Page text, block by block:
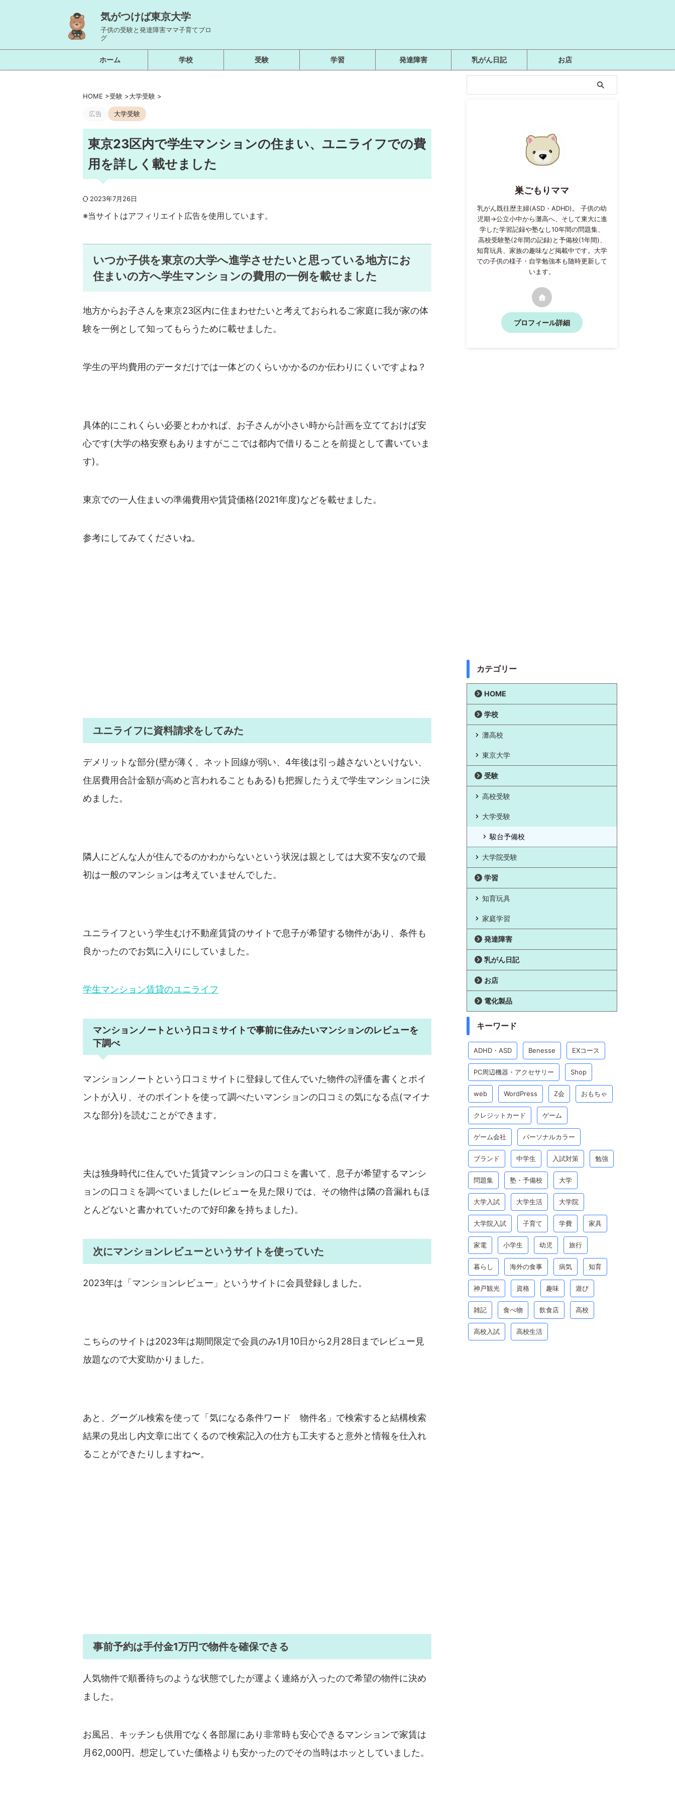
気がつけば東京大学
子供の受験と発達障害ママ子育てブロ
グ
ホーム 学校 受験 学習 発達障害 乳がん日記 お店
HOME >受験 >大学受験 >
広告 大学受験
東京23区内で学生マンションの住まい、ユニライフでの費
用を詳しく載せました
2023年7月26日
※当サイトはアフィリエイト広告を使用しています。
いつか子供を東京の大学へ進学させたいと思っている地方にお
住まいの方へ学生マンションの費用の一例を載せました
地方からお子さんを東京23区内に住まわせたいと考えておられるご家庭に我が家の体
験を一例として知ってもらうために載せました。
学生の平均費用のデータだけでは一体どのくらいかかるのか伝わりにくいですよね？
具体的にこれくらい必要とわかれば、お子さんが小さい時から計画を立てておけば安
心です(大学の格安寮もありますがここでは都内で借りることを前提として書いていま
す)。
東京での一人住まいの準備費用や賃貸価格(2021年度)などを載せました。
参考にしてみてくださいね。
ユニライフに資料請求をしてみた
デメリットな部分(壁が薄く、ネット回線が弱い、4年後は引っ越さないといけない、
住居費用合計金額が高めと言われることもある)も把握したうえで学生マンションに決
めました。
隣人にどんな人が住んでるのかわからないという状況は親としては大変不安なので最
初は一般のマンションは考えていませんでした。
ユニライフという学生むけ不動産賃貸のサイトで息子が希望する物件があり、条件も
良かったのでお気に入りにしていました。
学生マンション賃貸のユニライフ
マンションノートという口コミサイトで事前に住みたいマンションのレビューを
下調べ
マンションノートという口コミサイトに登録して住んでいた物件の評価を書くとポイ
ントが入り、そのポイントを使って調べたいマンションの口コミの気になる点(マイナ
スな部分)を読むことができます。
夫は独身時代に住んでいた賃貸マンションの口コミを書いて、息子が希望するマンシ
ョンの口コミを調べていました(レビューを見た限りでは、その物件は隣の音漏れもほ
とんどないと書かれていたので好印象を持ちました)。
次にマンションレビューというサイトを使っていた
2023年は「マンションレビュー」というサイトに会員登録しました。
こちらのサイトは2023年は期間限定で会員のみ1月10日から2月28日までレビュー見
放題なので大変助かりました。
あと、グーグル検索を使って「気になる条件ワード 物件名」で検索すると結構検索
結果の見出し内文章に出てくるので検索記入の仕方も工夫すると意外と情報を仕入れ
ることができたりしますね〜。
事前予約は手付金1万円で物件を確保できる
人気物件で順番待ちのような状態でしたが運よく連絡が入ったので希望の物件に決め
ました。
お風呂、キッチンも供用でなく各部屋にあり非常時も安心できるマンションで家賃は
月62,000円。想定していた価格よりも安かったのでその当時はホッとしていました。
巣ごもりママ
乳がん既往歴主婦(ASD・ADHD)。 子供の幼
児期→公立小中から灘高へ、そして東大に進
学した学習記録や塾なし10年間の問題集、
高校受験塾(2年間の記録)と予備校(1年間)、
知育玩具、家族の趣味など掲載中です。大学
での子供の様子・自学勉強本も随時更新して
います。
プロフィール詳細
カテゴリー
HOME
学校
灘高校
東京大学
受験
高校受験
大学受験
駿台予備校
大学院受験
学習
知育玩具
家庭学習
発達障害
乳がん日記
お店
電化製品
キーワード
ADHD・ASD Benesse EXコース
PC周辺機器・アクセサリー Shop
web WordPress Z会 おもちゃ
クレジットカード ゲーム
ゲーム会社 パーソナルカラー
ブランド 中学生 入試対策 勉強
問題集 塾・予備校 大学
大学入試 大学生活 大学院
大学院入試 子育て 学費 家具
家電 小学生 幼児 旅行
暮らし 海外の食事 病気 知育
神戸観光 資格 趣味 遊び
雑記 食べ物 飲食店 高校
高校入試 高校生活